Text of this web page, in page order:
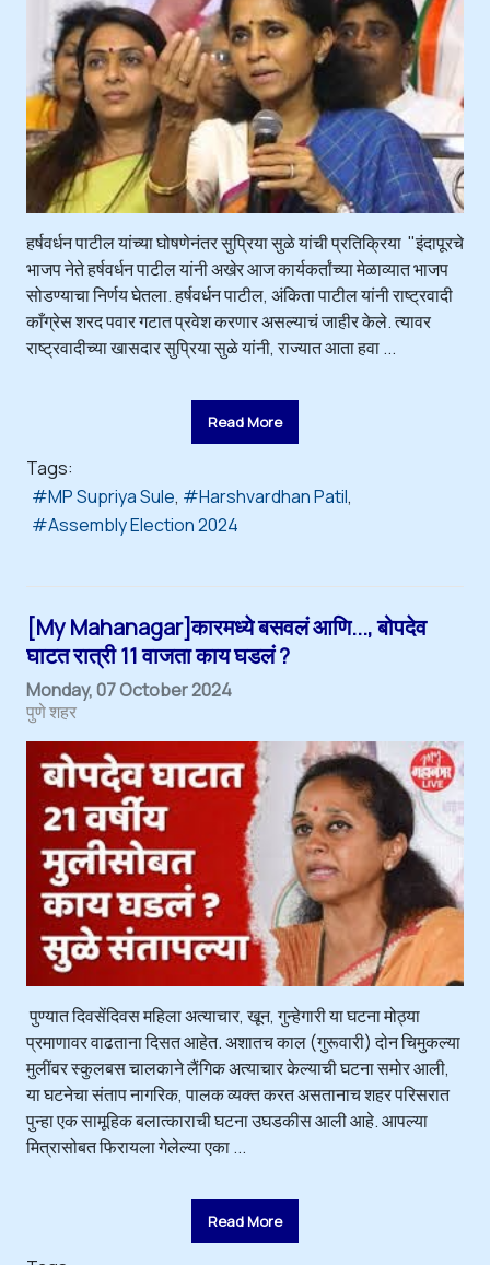
हर्षवर्धन पाटील यांच्या घोषणेनंतर सुप्रिया सुळे यांची प्रतिक्रिया "इंदापूरचे
भाजप नेते हर्षवर्धन पाटील यांनी अखेर आज कार्यकर्तांच्या मेळाव्यात भाजप
सोडण्याचा निर्णय घेतला. हर्षवर्धन पाटील, अंकिता पाटील यांनी राष्ट्रवादी
काँग्रेस शरद पवार गटात प्रवेश करणार असल्याचं जाहीर केले. त्यावर
राष्ट्रवादीच्या खासदार सुप्रिया सुळे यांनी, राज्यात आता हवा ...
Read More
Tags:
MP Supriya Sule
Harshvardhan Patil
Assembly Election 2024
[My Mahanagar]कारमध्ये बसवलं आणि..., बोपदेव
घाटत रात्री 11 वाजता काय घडलं ?
Monday, 07 October 2024
पुणे शहर
पुण्यात दिवसेंदिवस महिला अत्याचार, खून, गुन्हेगारी या घटना मोठ्या
प्रमाणावर वाढताना दिसत आहेत. अशातच काल (गुरूवारी) दोन चिमुकल्या
मुलींवर स्कुलबस चालकाने लैंगिक अत्याचार केल्याची घटना समोर आली,
या घटनेचा संताप नागरिक, पालक व्यक्त करत असतानाच शहर परिसरात
पुन्हा एक सामूहिक बलात्काराची घटना उघडकीस आली आहे. आपल्या
मित्रासोबत फिरायला गेलेल्या एका ...
Read More